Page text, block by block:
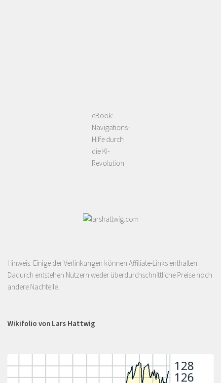
eBook:
Navigations-
Hilfe durch
die KI-
Revolution
Hinweis: Einige der Verlinkungen können Affiliate-Links enthalten.
Dadurch entstehen Nutzern weder überdurchschnittliche Preise noch
andere Nachteile.
Wikifolio von Lars Hattwig